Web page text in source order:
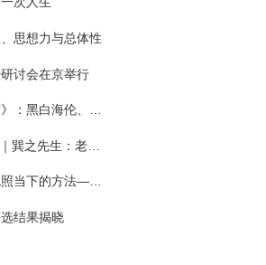
思想力与总体性
讨会在京举行
罗佩的别针与神秘入侵者
老兵朱向前侧记三题
史题材非虚构写作多人谈
结果揭晓